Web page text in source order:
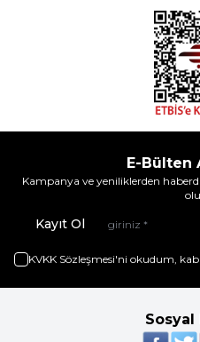
E-Bülten
Kampanya ve yeniliklerden
Kayıt Ol
KVKK Sözleşmesi'ni okudum,
Sosyal